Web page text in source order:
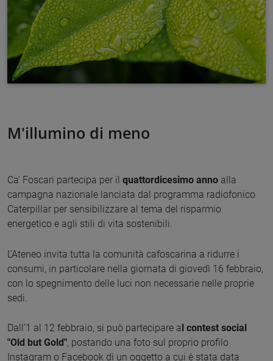
M'illumino di meno
Ca' Foscari partecipa per il quattordicesimo anno alla
campagna nazionale lanciata dal programma radiofonico
Caterpillar per sensibilizzare al tema del risparmio
energetico e agli stili di vita sostenibili.
L’Ateneo invita tutta la comunità cafoscarina a ridurre i
consumi, in particolare nella giornata di giovedì 16 febbraio,
con lo spegnimento delle luci non necessarie nelle proprie
sedi.
Dall’1 al 12 febbraio, si può partecipare al contest social
"Old but Gold", postando una foto sul proprio profilo
Instagram o Facebook di un oggetto a cui è stata data